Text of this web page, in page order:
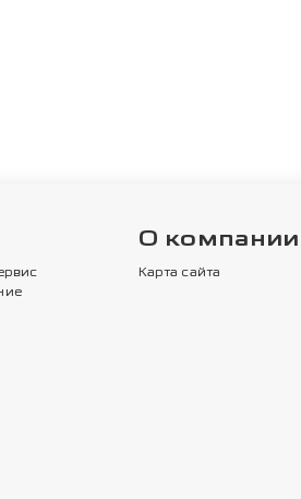
О компании
Карта сайта